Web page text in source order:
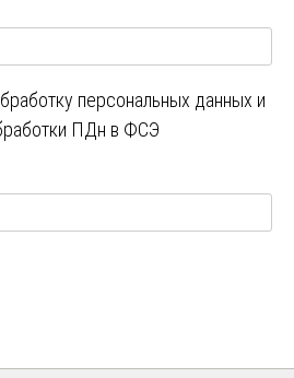
персональных данных и
ПДн в ФСЭ